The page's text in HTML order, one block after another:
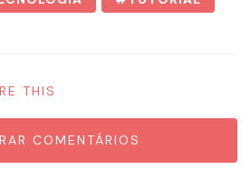
THIS
COMENTÁRIOS